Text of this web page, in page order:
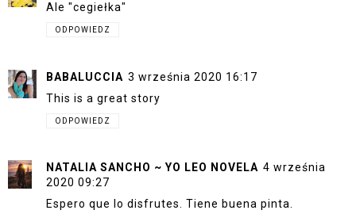
Ale "cegiełka"
ODPOWIEDZ
BABALUCCIA 3 września 2020 16:17
This is a great story
ODPOWIEDZ
NATALIA SANCHO ~ YO LEO NOVELA 4 września
2020 09:27
Espero que lo disfrutes. Tiene buena pinta.